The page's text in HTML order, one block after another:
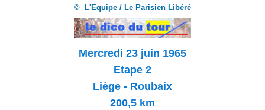
© L'Equipe / Le Parisien Libéré
Mercredi 23 juin 1965
Etape 2
Liège - Roubaix
200,5 km